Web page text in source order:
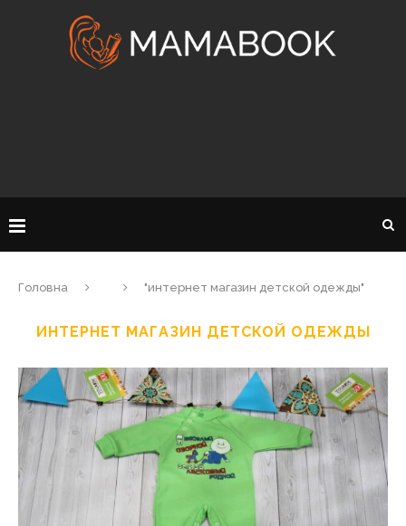
Головна "интернет магазин детской одежды"
ИНТЕРНЕТ МАГАЗИН ДЕТСКОЙ ОДЕЖДЫ